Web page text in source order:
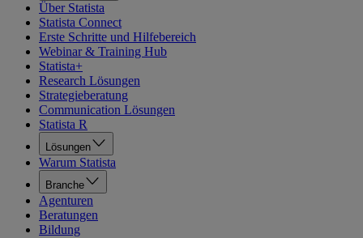
Über Statista
Statista Connect
Erste Schritte und Hilfebereich
Webinar & Training Hub
Statista+
Research Lösungen
Strategieberatung
Communication Lösungen
Statista R
Lösungen
Warum Statista
Branche
Agenturen
Beratungen
Bildung